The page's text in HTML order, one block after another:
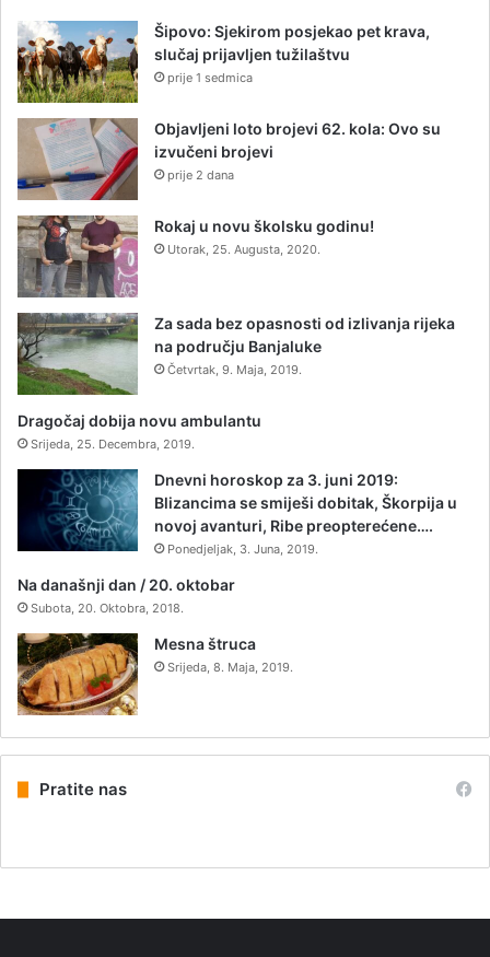
Šipovo: Sjekirom posjekao pet krava,
slučaj prijavljen tužilaštvu
prije 1 sedmica
Objavljeni loto brojevi 62. kola: Ovo su
izvučeni brojevi
prije 2 dana
Rokaj u novu školsku godinu!
Utorak, 25. Augusta, 2020.
Za sada bez opasnosti od izlivanja rijeka
na području Banjaluke
Četvrtak, 9. Maja, 2019.
Dragočaj dobija novu ambulantu
Srijeda, 25. Decembra, 2019.
Dnevni horoskop za 3. juni 2019:
Blizancima se smiješi dobitak, Škorpija u
novoj avanturi, Ribe preopterećene….
Ponedjeljak, 3. Juna, 2019.
Na današnji dan / 20. oktobar
Subota, 20. Oktobra, 2018.
Mesna štruca
Srijeda, 8. Maja, 2019.
Pratite nas